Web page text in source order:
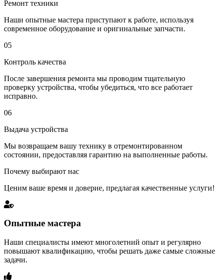
Ремонт техники
Наши опытные мастера приступают к работе, используя
современное оборудование и оригинальные запчасти.
05
Контроль качества
После завершения ремонта мы проводим тщательную
проверку устройства, чтобы убедиться, что все работает
исправно.
06
Выдача устройства
Мы возвращаем вашу технику в отремонтированном
состоянии, предоставляя гарантию на выполненные работы.
Почему выбирают нас
Ценим ваше время и доверие, предлагая качественные услуги!
Опытные мастера
Наши специалисты имеют многолетний опыт и регулярно
повышают квалификацию, чтобы решать даже самые сложные
задачи.